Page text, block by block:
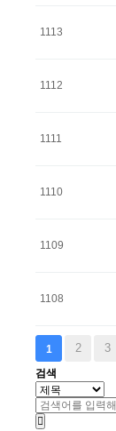
1113
1112
1111
1110
1109
1108
1 2 3
검색